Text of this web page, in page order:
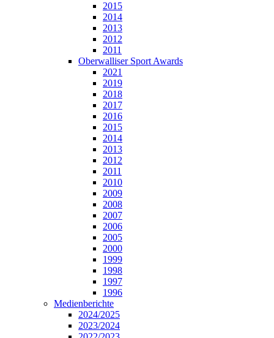
2015
2014
2013
2012
2011
Oberwalliser Sport Awards
2021
2019
2018
2017
2016
2015
2014
2013
2012
2011
2010
2009
2008
2007
2006
2005
2000
1999
1998
1997
1996
Medienberichte
2024/2025
2023/2024